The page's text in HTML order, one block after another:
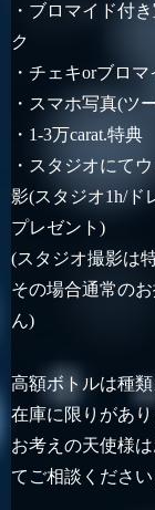
・ブロマイド付
ク
・チェキorブロ
・スマホ写真(ツ
・1-3万carat.特典
・スタジオにて
影(スタジオ1h/ド
プレゼント)
(スタジオ撮影は
その場合通常の
ん)
高額ボトルは種
在庫に限りがあ
お考えの天使様
てご相談ください